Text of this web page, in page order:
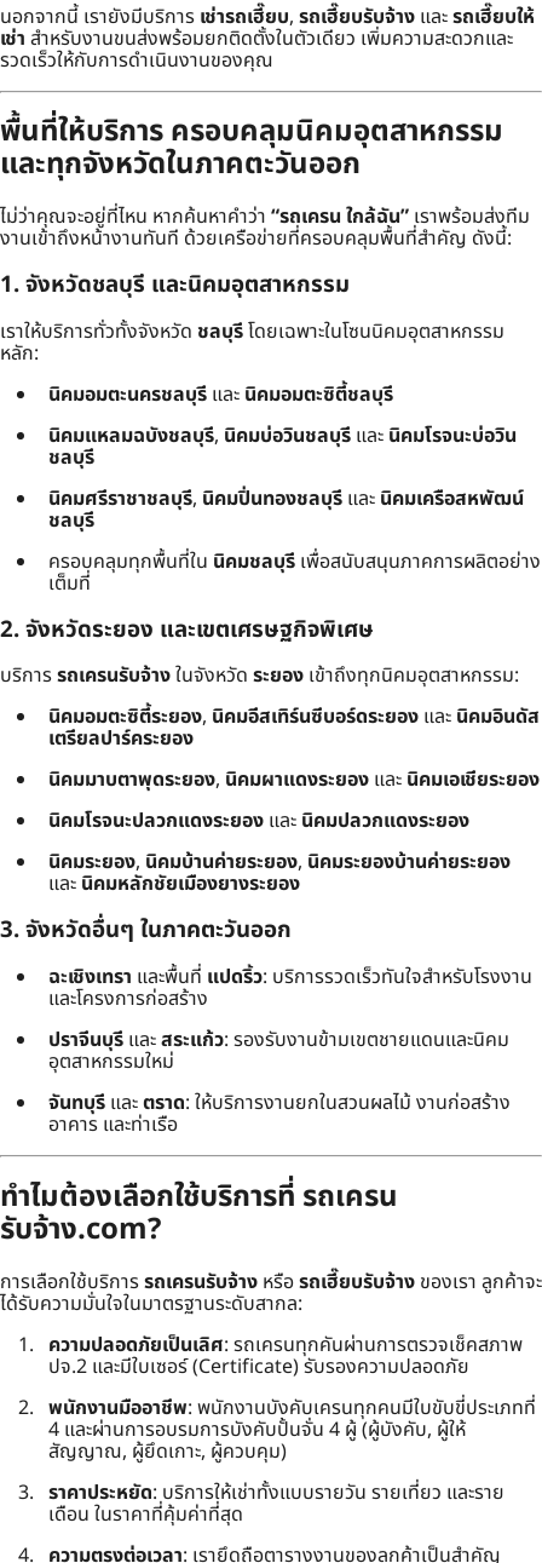
นอกจากนี้ เรายังมีบริการ เช่ารถเฮี๊ยบ, รถเฮี๊ยบรับจ้าง และรถเฮี๊ยบให้
เช่า สำหรับงานขนส่งพร้อมยกติดตั้งในตัวเดียว เพิ่มความสะดวกและ
รวดเร็วให้กับการดำเนินงานของคุณ
พื้นที่ให้บริการ ครอบคลุมนิคมอุตสาหกรรม
และทุกจังหวัดในภาคตะวันออก
ไม่ว่าคุณจะอยู่ที่ไหน หากค้นหาคำว่า “รถเครน ใกล้ฉัน”เราพร้อมส่งทีม
งานเข้าถึงหน้างานทันที ด้วยเครือข่ายที่ครอบคลุมพื้นที่สำคัญ ดังนี้:
1. จังหวัดชลบุรี และนิคมอุตสาหกรรม
เราให้บริการทั่วทั้งจังหวัด ชลบุรีโดยเฉพาะในโซนนิคมอุตสาหกรรม
หลัก:
นิคมอมตะนครชลบุรี และ นิคมอมตะซิตี้ชลบุรี
นิคมแหลมฉบังชลบุรี, นิคมบ่อวินชลบุรี และ นิคมโรจนะบ่อวิน
ชลบุรี
นิคมศรีราชาชลบุรี, นิคมปิ่นทองชลบุรี และ นิคมเครือสหพัฒน์
ชลบุรี
ครอบคลุมทุกพื้นที่ใน นิคมชลบุรี เพื่อสนับสนุนภาคการผลิตอย่าง
เต็มที่
2. จังหวัดระยอง และเขตเศรษฐกิจพิเศษ
บริการรถเครนรับจ้างในจังหวัด ระยอง เข้าถึงทุกนิคมอุตสาหกรรม:
นิคมอมตะซิตี้ระยอง, นิคมอีสเทิร์นซีบอร์ดระยอง และ นิคมอินดัส
เตรียลปาร์คระยอง
นิคมมาบตาพุดระยอง, นิคมผาแดงระยอง และ นิคมเอเชียระยอง
นิคมโรจนะปลวกแดงระยอง และ นิคมปลวกแดงระยอง
นิคมระยอง, นิคมบ้านค่ายระยอง, นิคมระยองบ้านค่ายระยอง
และ นิคมหลักชัยเมืองยางระยอง
3. จังหวัดอื่นๆ ในภาคตะวันออก
ฉะเชิงเทรา และพื้นที่ แปดริ้ว: บริการรวดเร็วทันใจสำหรับโรงงาน
และโครงการก่อสร้าง
ปราจีนบุรี และสระแก้ว: รองรับงานข้ามเขตชายแดนและนิคม
อุตสาหกรรมใหม่
จันทบุรี และตราด: ให้บริการงานยกในสวนผลไม้ งานก่อสร้าง
อาคาร และท่าเรือ
ทำไมต้องเลือกใช้บริการที่ รถเครน
รับจ้าง.com?
การเลือกใช้บริการรถเครนรับจ้าง หรือรถเฮี๊ยบรับจ้าง ของเรา ลูกค้าจะ
ได้รับความมั่นใจในมาตรฐานระดับสากล:
ความปลอดภัยเป็นเลิศ: รถเครนทุกคันผ่านการตรวจเช็คสภาพ
ปจ.2 และมีใบเซอร์ (Certificate) รับรองความปลอดภัย
พนักงานมืออาชีพ: พนักงานบังคับเครนทุกคนมีใบขับขี่ประเภทที่
4 และผ่านการอบรมการบังคับปั้นจั่น 4 ผู้ (ผู้บังคับ, ผู้ให้
สัญญาณ, ผู้ยึดเกาะ, ผู้ควบคุม)
ราคาประหยัด: บริการให้เช่าทั้งแบบรายวัน รายเที่ยว และราย
เดือน ในราคาที่คุ้มค่าที่สุด
ความตรงต่อเวลา: เรายึดถือตารางงานของลูกค้าเป็นสำคัญ